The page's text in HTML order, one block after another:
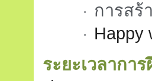
· การสร้
·
Happy
ระยะเวลากา